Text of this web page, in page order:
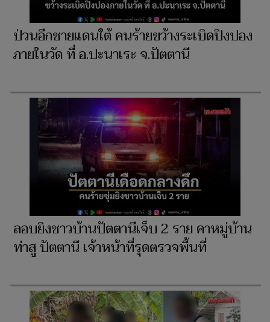
ป่วนอีกชายแดนใต้ คนร้ายขว้างระเบิดปิงปอง
ภายในวัด ที่ อ.ปะนาเระ จ.ปัตตานี
ลอบยิงชาวบ้านปัตตานีเจ็บ 2 ราย คาหมู่บ้าน
ท่าสู ปัตตานี เจ้าหน้าที่รุดตรวจพื้นที่